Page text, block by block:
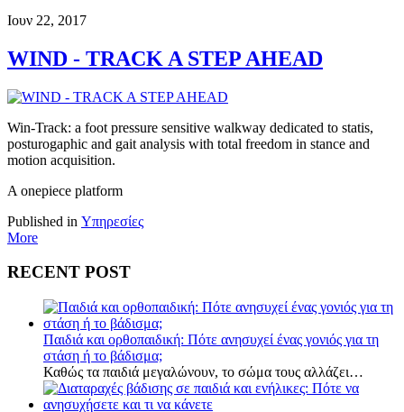
Ιουν 22, 2017
WIND - TRACK A STEP AHEAD
Win-Track: a foot pressure sensitive walkway dedicated to statis,
posturogaphic and gait analysis with total freedom in stance and
motion acquisition.
A onepiece platform
Published in Υπηρεσίες
More
RECENT POST
Παιδιά και ορθοπαιδική: Πότε ανησυχεί ένας γονιός για τη
στάση ή το βάδισμα;
Καθώς τα παιδιά μεγαλώνουν, το σώμα τους αλλάζει…